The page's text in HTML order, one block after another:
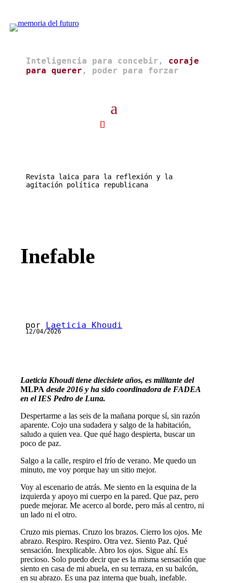
Inteligencia para concebir, coraje
para querer , poder para forzar
Revista laica para la reflexión y la
agitación política republicana
Inefable
por Laeticia Khoudi
12/04/2026
Laeticia Khoudi tiene diecisiete años, es militante del
MLPA desde 2016 y ha sido coordinadora de FADEA
en el IES Pedro de Luna.
Despertarme a las seis de la mañana porque sí, sin razón
aparente. Cojo una sudadera y salgo de la habitación,
saludo a quien vea. Que qué hago despierta, buscar un
poco de paz.
Salgo a la calle, respiro el frío de verano. Me quedo un
minuto, me voy porque hay un sitio mejor.
Voy al escenario de atrás. Me siento en la esquina de la
izquierda y apoyo mi cuerpo en la pared. Que paz, pero
puede mejorar. Me acerco al borde, pero más al centro, ni
un lado ni el otro.
Cruzo mis piernas. Cruzo los brazos. Cierro los ojos. Me
abrazo. Respiro. Respiro. Otra vez. Siento Paz. Qué
sensación. Inexplicable. Abro los ojos. Sigue ahí. Es
precioso. Solo puedo decir que es la misma sensación que
siento en casa de mi abuela, en su terraza, en su balcón,
en su abrazo. Es una paz interna que buah, inefable.